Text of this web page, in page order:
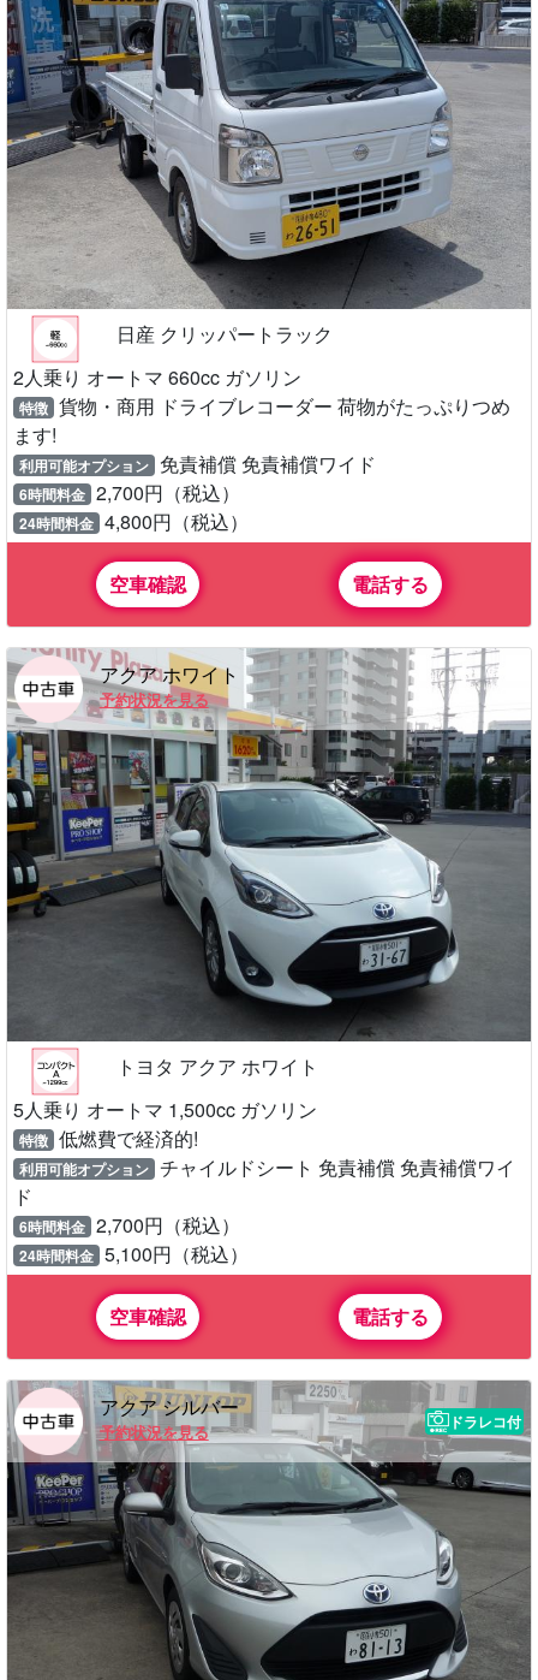
日産 クリッパートラック
2人乗り オートマ 660cc ガソリン
特徴 貨物・商用 ドライブレコーダー 荷物がたっぷりつめ
ます!
利用可能オプション 免責補償 免責補償ワイド
6時間料金 2,700円（税込）
24時間料金 4,800円（税込）
空車確認 電話する
アクア ホワイト
予約状況を見る
トヨタ アクア ホワイト
5人乗り オートマ 1,500cc ガソリン
特徴 低燃費で経済的!
利用可能オプション チャイルドシート 免責補償 免責補償ワイ
ド
6時間料金 2,700円（税込）
24時間料金 5,100円（税込）
空車確認 電話する
アクア シルバー
予約状況を見る
ドラレコ付